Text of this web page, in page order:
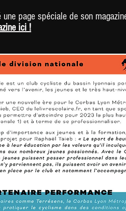
page spéciale de son
ici !